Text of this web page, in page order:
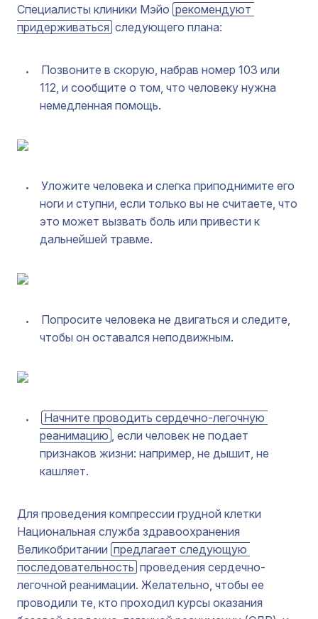
Специалисты клиники Мэйо рекомендуют
придерживаться следующего плана:
Позвоните в скорую, набрав номер 103 или
112, и сообщите о том, что человеку нужна
немедленная помощь.
Уложите человека и слегка приподнимите его
ноги и ступни, если только вы не считаете, что
это может вызвать боль или привести к
дальнейшей травме.
Попросите человека не двигаться и следите,
чтобы он оставался неподвижным.
Начните проводить сердечно-легочную
реанимацию , если человек не подает
признаков жизни: например, не дышит, не
кашляет.
Для проведения компрессии грудной клетки
Национальная служба здравоохранения
Великобритании предлагает следующую
последовательность проведения сердечно-
легочной реанимации. Желательно, чтобы ее
проводили те, кто проходил курсы оказания